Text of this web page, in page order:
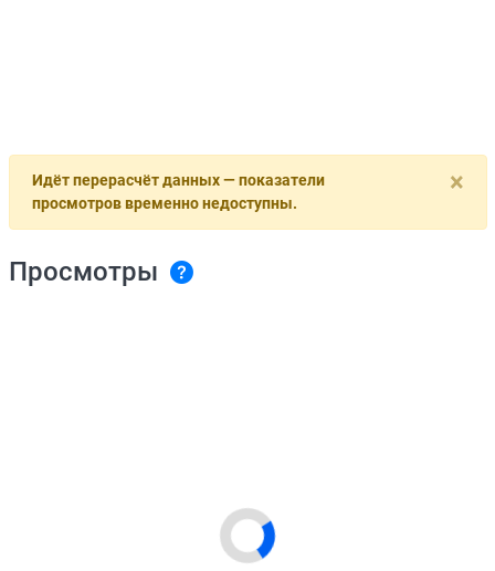
×
Идёт перерасчёт данных — показатели
просмотров временно недоступны.
Просмотры